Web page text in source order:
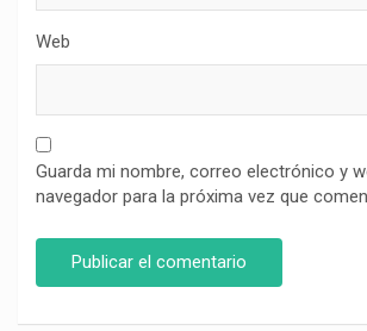
Web
Guarda mi nombre, correo electrónico y
navegador para la próxima vez que